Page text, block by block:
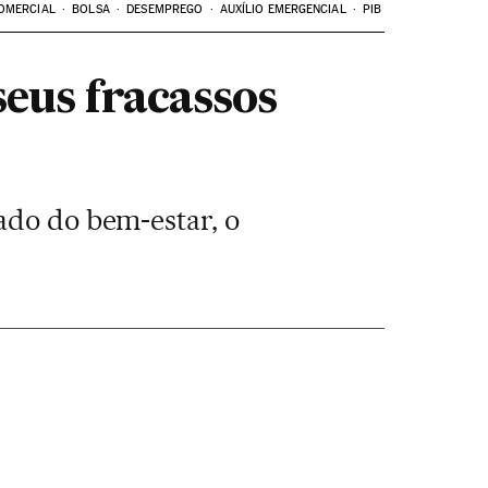
BOLSA DESEMPREGO AUXÍLIO EMERGENCIAL PIB
fracassos
do bem-estar, o